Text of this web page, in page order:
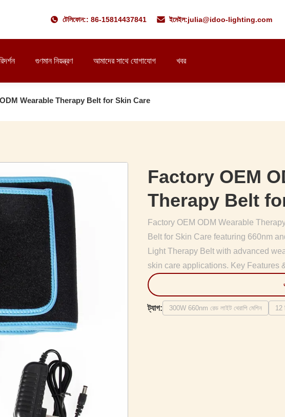
টেলিফোন:: 86-15814437841 ইমেইল:julia@idoo-lighting.com
গুণমান নিয়ন্ত্রণ আমাদের সাথে যোগাযোগ খবর
Wearable Therapy Belt for Skin Care
Factory OEM
Therapy Belt
Factory OEM ODM Wearable
Belt for Skin Care featuring 660nm
Light Therapy Belt with advanced
skin care applications. Key Features
ট্যাগ: 300W 660nm রেড লাইট থেরাপি মেশিন 12